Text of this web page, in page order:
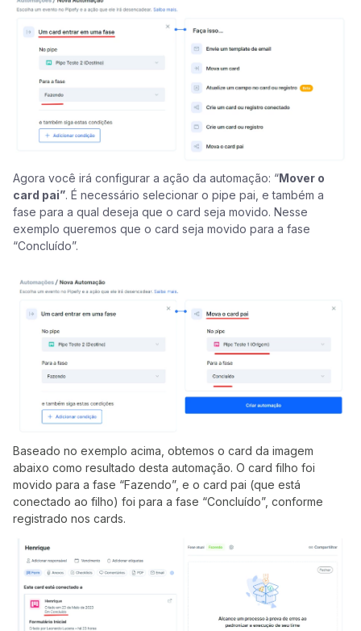
Agora você irá configurar a ação da automação: “Mover o
card pai”. É necessário selecionar o pipe pai, e também a
fase para a qual deseja que o card seja movido. Nesse
exemplo queremos que o card seja movido para a fase
“Concluído”.
Baseado no exemplo acima, obtemos o card da imagem
abaixo como resultado desta automação. O card filho foi
movido para a fase “Fazendo”, e o card pai (que está
conectado ao filho) foi para a fase “Concluído”, conforme
registrado nos cards.